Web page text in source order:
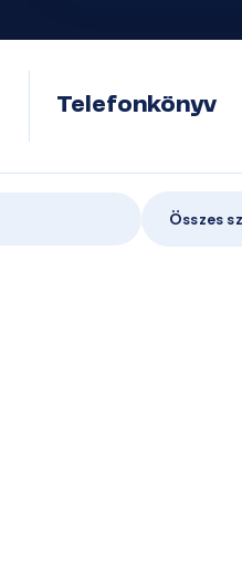
Telefonkönyv
Összes